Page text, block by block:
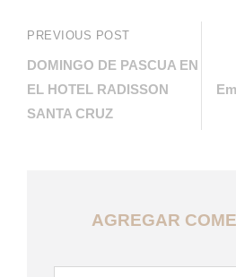
PREVIOUS POST
DOMINGO DE PASCUA EN
EL HOTEL RADISSON
SANTA CRUZ
AGREGAR